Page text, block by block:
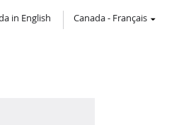
in English Canada- Français